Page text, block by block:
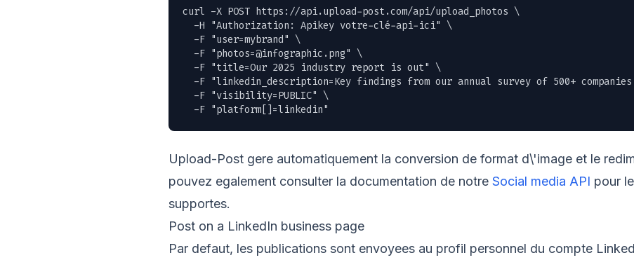
curl -X POST https://api.upload-post.com/api/upload_photos \
  -H "Authorization: Apikey votre-clé-api-ici" \
  -F "user=mybrand" \
  -F "
photos=@infographic.png" \
  -F "title=Our 2025 industry report is out" \
-F "linkedin_description=Key findings from our annual survey of 500+
  -F "visibility=PUBLIC" \
  -F "platform[]=linkedin"
Upload-Post gere automatiquement la conversion de format d\'image et le
pouvez egalement consulter la documentation de notre Social media API pour
supportes.
Post on a LinkedIn business page
Par defaut, les publications sont envoyees au profil personnel du compte